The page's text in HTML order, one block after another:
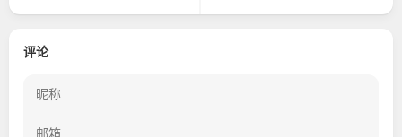
评论